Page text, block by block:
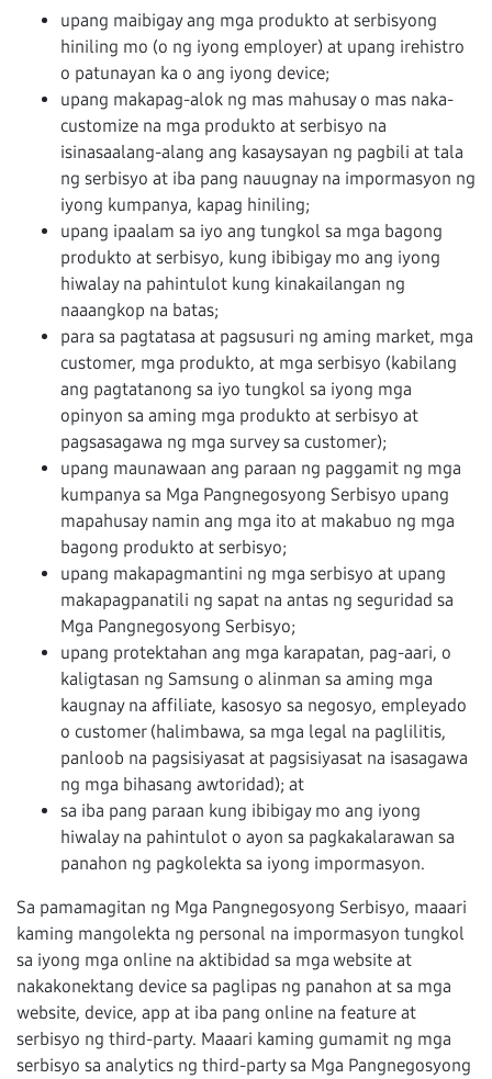
upang maibigay ang mga produkto at serbisyong
hiniling mo (o ng iyong employer) at upang irehistro
o patunayan ka o ang iyong device;
upang makapag-alok ng mas mahusay o mas naka-
customize na mga produkto at serbisyo na
isinasaalang-alang ang kasaysayan ng pagbili at tala
ng serbisyo at iba pang nauugnay na impormasyon ng
iyong kumpanya, kapag hiniling;
upang ipaalam sa iyo ang tungkol sa mga bagong
produkto at serbisyo, kung ibibigay mo ang iyong
hiwalay na pahintulot kung kinakailangan ng
naaangkop na batas;
para sa pagtatasa at pagsusuri ng aming market, mga
customer, mga produkto, at mga serbisyo (kabilang
ang pagtatanong sa iyo tungkol sa iyong mga
opinyon sa aming mga produkto at serbisyo at
pagsasagawa ng mga survey sa customer);
upang maunawaan ang paraan ng paggamit ng mga
kumpanya sa Mga Pangnegosyong Serbisyo upang
mapahusay namin ang mga ito at makabuo ng mga
bagong produkto at serbisyo;
upang makapagmantini ng mga serbisyo at upang
makapagpanatili ng sapat na antas ng seguridad sa
Mga Pangnegosyong Serbisyo;
upang protektahan ang mga karapatan, pag-aari, o
kaligtasan ng Samsung o alinman sa aming mga
kaugnay na affiliate, kasosyo sa negosyo, empleyado
o customer (halimbawa, sa mga legal na paglilitis,
panloob na pagsisiyasat at pagsisiyasat na isasagawa
ng mga bihasang awtoridad); at
sa iba pang paraan kung ibibigay mo ang iyong
hiwalay na pahintulot o ayon sa pagkakalarawan sa
panahon ng pagkolekta sa iyong impormasyon.
Sa pamamagitan ng Mga Pangnegosyong Serbisyo, maaari
kaming mangolekta ng personal na impormasyon tungkol
sa iyong mga online na aktibidad sa mga website at
nakakonektang device sa paglipas ng panahon at sa mga
website, device, app at iba pang online na feature at
serbisyo ng third-party. Maaari kaming gumamit ng mga
serbisyo sa analytics ng third-party sa Mga Pangnegosyong